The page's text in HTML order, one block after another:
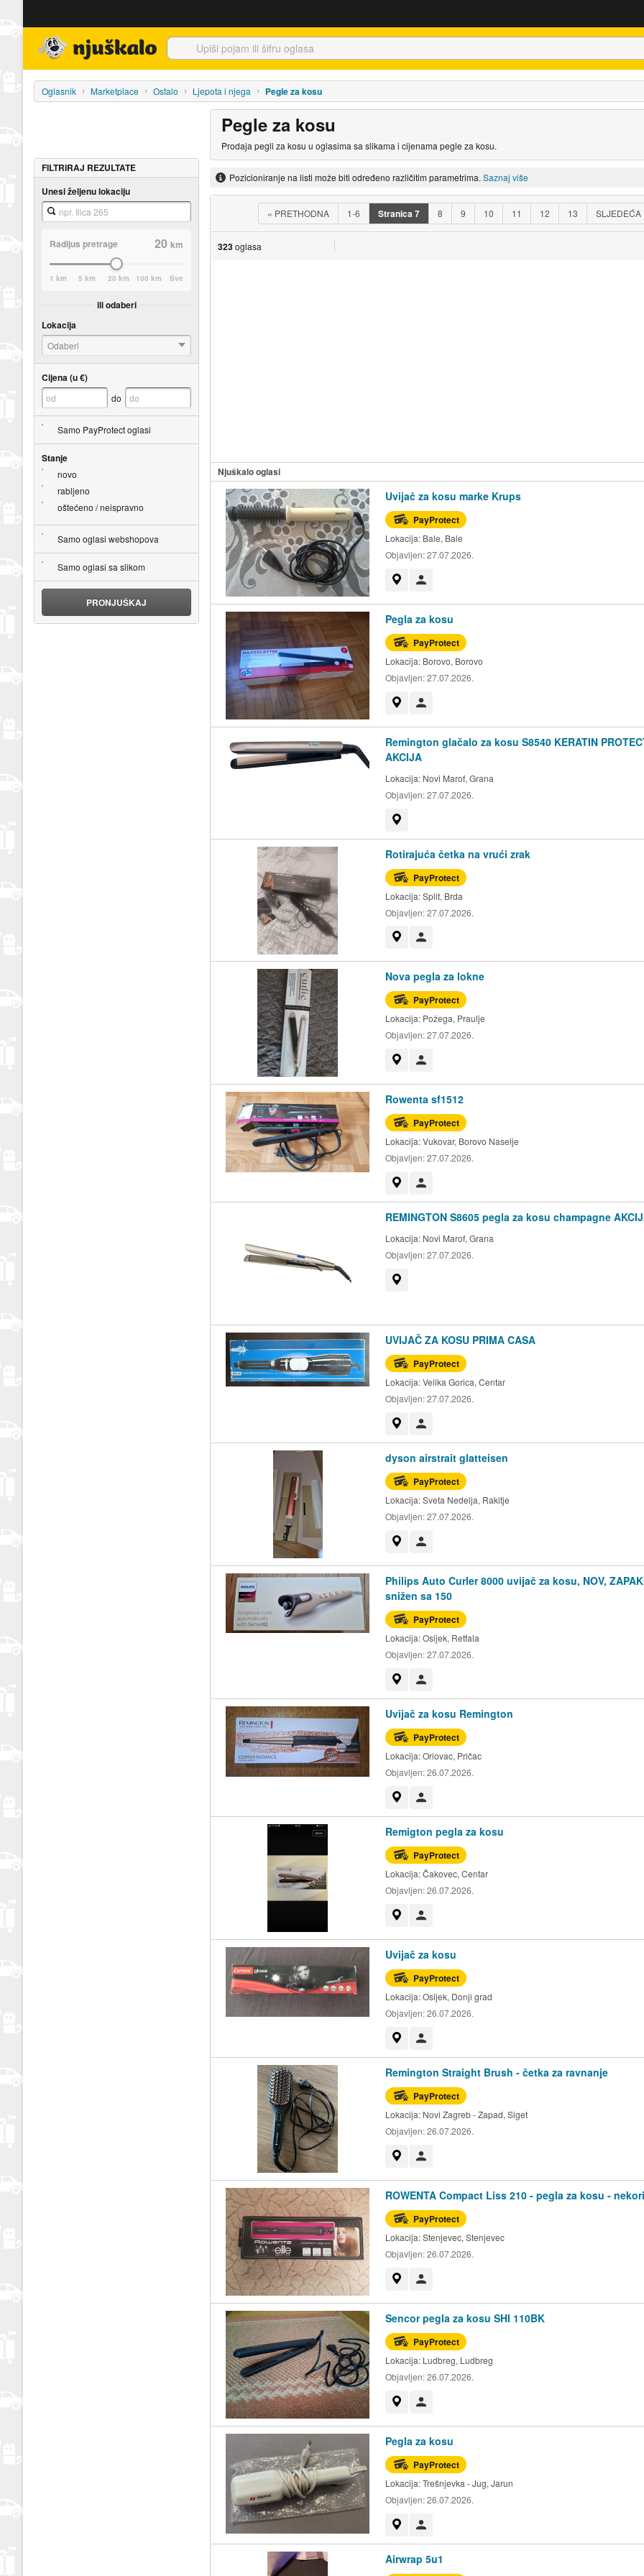
Oglasnik Marketplace Ostalo Ljepota i njega Pegle za kosu
Pegle za kosu
Prodaja pegli za kosu u oglasima sa slikama i cijenama pegle za kosu.
Pozicioniranje na listi može biti određeno različitim parametrima. Saznaj više
« PRETHODNA 1-6 Stranica7 8 9 10 11 12 13 SLJEDEĆA
323oglasa
Njuškalo oglasi
Uvijač za kosu marke Krups
PayProtect
Lokacija: Bale, Bale
Objavljen:27.07.2026.
Pegla za kosu
PayProtect
Lokacija: Borovo, Borovo
Objavljen:27.07.2026.
Remington glačalo za kosu S8540 KERATIN
AKCIJA
Lokacija: Novi Marof, Grana
Objavljen:27.07.2026.
Rotirajuća četka na vrući zrak
PayProtect
Lokacija:Split, Brda
Objavljen:27.07.2026.
Nova pegla za lokne
PayProtect
Lokacija: Požega, Praulje
Objavljen:27.07.2026.
Rowenta sf1512
PayProtect
Lokacija:Vukovar, Borovo Naselje
Objavljen:27.07.2026.
REMINGTON S8605 pegla za kosu champagne
Lokacija: Novi Marof, Grana
Objavljen:27.07.2026.
UVIJAČ ZA KOSU PRIMA CASA
PayProtect
Lokacija:Velika Gorica, Centar
Objavljen:27.07.2026.
dyson airstrait glatteisen
PayProtect
Lokacija:Sveta Nedelja, Rakitje
Objavljen:27.07.2026.
Philips Auto Curler 8000 uvijač za kosu, NOV,
snižen sa 150
PayProtect
Lokacija:Osijek, Retfala
Objavljen:27.07.2026.
Uvijač za kosu Remington
PayProtect
Lokacija:Oriovac, Pričac
Objavljen:26.07.2026.
Remigton pegla za kosu
PayProtect
Lokacija:Čakovec, Centar
Objavljen:26.07.2026.
Uvijač za kosu
PayProtect
Lokacija:Osijek, Donji grad
Objavljen:26.07.2026.
Remington Straight Brush - četka za ravnanje
PayProtect
Lokacija: Novi Zagreb - Zapad, Siget
Objavljen:26.07.2026.
ROWENTA Compact Liss 210 - pegla za kosu -
PayProtect
Lokacija:Stenjevec, Stenjevec
Objavljen:26.07.2026.
Sencor pegla za kosu SHI 110BK
PayProtect
Lokacija: Ludbreg, Ludbreg
Objavljen:26.07.2026.
Pegla za kosu
PayProtect
Lokacija:Trešnjevka - Jug, Jarun
Objavljen:26.07.2026.
Airwrap 5u1
FILTRIRAJ REZULTATE
Unesi željenu lokaciju
Radijus pretrage 20km
1 km 5 km 20 km 100 km Sve
ili odaberi
Lokacija
Odaberi
Cijena (u €)
do
Samo PayProtect oglasi
Stanje
novo
rabljeno
oštećeno / neispravno
Samo oglasi webshopova
Samo oglasi sa slikom
PRONJUŠKAJ